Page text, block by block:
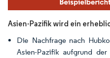
Asien-Pazifik wird ein
Die Nachfrage nach
Asien-Pazifik aufgrund